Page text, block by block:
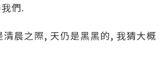
們.
晨之際, 天仍是黑黑的, 我猜大概